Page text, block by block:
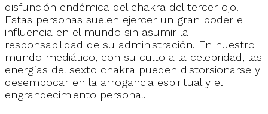
disfunción endémica del chakra del tercer ojo.
Estas personas suelen ejercer un gran poder e
influencia en el mundo sin asumir la
responsabilidad de su administración. En nuestro
mundo mediático, con su culto a la celebridad, las
energías del sexto chakra pueden distorsionarse y
desembocar en la arrogancia espiritual y el
engrandecimiento personal.